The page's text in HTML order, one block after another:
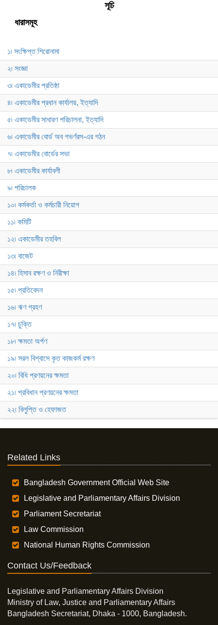
সূচি
ধারাসমূহ
১৷ সংক্ষিপ্ত শিরোনামা
২৷ সংজ্ঞা
৩৷ একাডেমীর প্রতিষ্ঠা
৪৷ একাডেমীর প্রধান কার্যালয়, ইত্যাদি
৫৷ একাডেমীর সাধারণ পরিচালনা, ইত্যাদি
৬৷ একাডেমীর বোর্ড অব গভর্ণরস-এর গঠন
৭৷ একাডেমীর বোর্ডের সভা
৮৷ একাডেমীর কার্যাবলী
৯৷ পরিচালক
১০৷ কর্মকর্তা ও কর্মচারী নিয়োগ
১১৷ কমিটি
১২৷ একাডেমীর তহবিল
১৩৷ বাজেট
১৪৷ হিসাব রক্ষণ ও নিরীক্ষা
১৫৷ প্রতিবেদন
১৬৷ ঋণ গ্রহণ
১৭৷ চুক্তি
১৮৷ ক্ষমতা অর্পণ
১৯৷ সরল বিশ্বাসে কৃত কাজকর্ম রক্ষণ
২০৷ বিধি প্রণয়নের ক্ষমতা
২১৷ প্রবিধান প্রণয়নের ক্ষমতা
২২৷ বিলুপ্তি ও হেফাজত
Related Links
Bangladesh Government Official Web Site
Legislative and Parliamentary Affairs Division
Parliament Secretariat
Law Commission
National Human Rights Commission
Contact Us/Feedback
Legislative and Parliamentary Affairs Division
Ministry of Law, Justice and Parliamentary Affairs
Bangladesh Secretariat, Dhaka - 1000, Bangladesh.